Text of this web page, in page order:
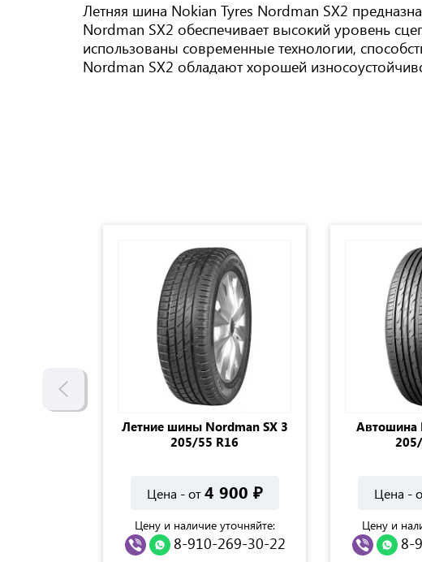
Летняя шина Nokian Tyres Nordman SX2
Nordman SX2 обеспечивает высокий уровень
использованы современные технологии,
Nordman SX2 обладают хорошей
Летние шины Nordman SX 3
205/55 R16
Цена - от4 900 ₽
Цену и наличие уточняйте:
8-910-269-30-22
Цена -
Цену и
8-